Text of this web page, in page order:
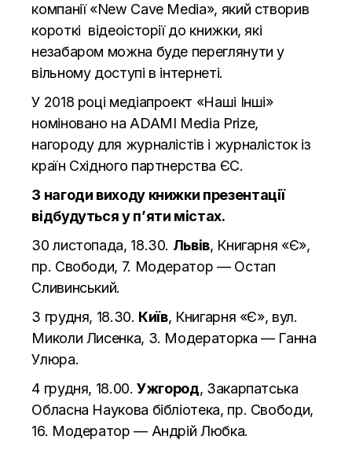
компанії «New Cave Media», який створив
короткі відеоісторії до книжки, які
незабаром можна буде переглянути у
вільному доступі в інтернеті.
У 2018 році медіапроект «Наші Інші»
номіновано наADAMI Media Prize,
нагороду для журналістів і журналісток із
країн Східного партнерства ЄС.
З нагоди виходу книжки презентації
відбудуться у п’яти містах.
30 листопада, 18.30. Львів, Книгарня «Є»,
пр. Свободи, 7. Модератор — Остап
Сливинський.
3 грудня, 18.30. Київ, Книгарня «Є», вул.
Миколи Лисенка, 3. Модераторка — Ганна
Улюра.
4 грудня, 18.00.Ужгород, Закарпатська
Обласна Наукова бібліотека, пр. Свободи,
16. Модератор — Андрій Любка.